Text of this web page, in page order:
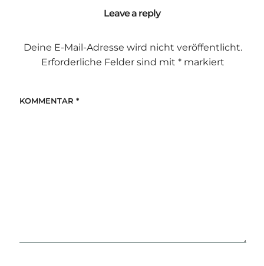
Leave a reply
Deine E-Mail-Adresse wird nicht veröffentlicht.
Erforderliche Felder sind mit *markiert
KOMMENTAR *